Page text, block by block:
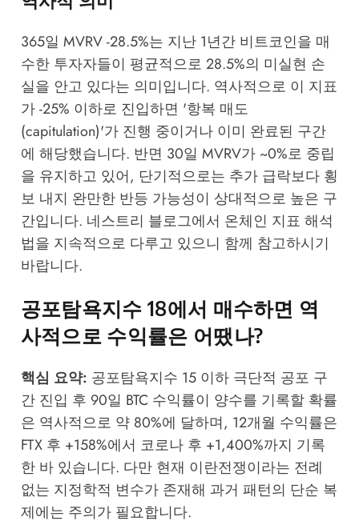
365일 MVRV -28.5%는 지난 1년간 비트코인을 매
수한 투자자들이 평균적으로 28.5%의 미실현 손
실을 안고 있다는 의미입니다. 역사적으로 이 지표
가 -25% 이하로 진입하면 '항복 매도
(capitulation)'가 진행 중이거나 이미 완료된 구간
에 해당했습니다. 반면 30일 MVRV가 ~0%로 중립
을 유지하고 있어, 단기적으로는 추가 급락보다 횡
보 내지 완만한 반등 가능성이 상대적으로 높은 구
간입니다. 네스트리 블로그에서 온체인 지표 해석
법을 지속적으로 다루고 있으니 함께 참고하시기
바랍니다.
공포탐욕지수 18에서 매수하면 역
사적으로 수익률은 어땠나?
핵심 요약: 공포탐욕지수 15 이하 극단적 공포 구
간 진입 후 90일 BTC 수익률이 양수를 기록할 확률
은 역사적으로 약 80%에 달하며, 12개월 수익률은
FTX 후 +158%에서 코로나 후 +1,400%까지 기록
한 바 있습니다. 다만 현재 이란전쟁이라는 전례
없는 지정학적 변수가 존재해 과거 패턴의 단순 복
제에는 주의가 필요합니다.